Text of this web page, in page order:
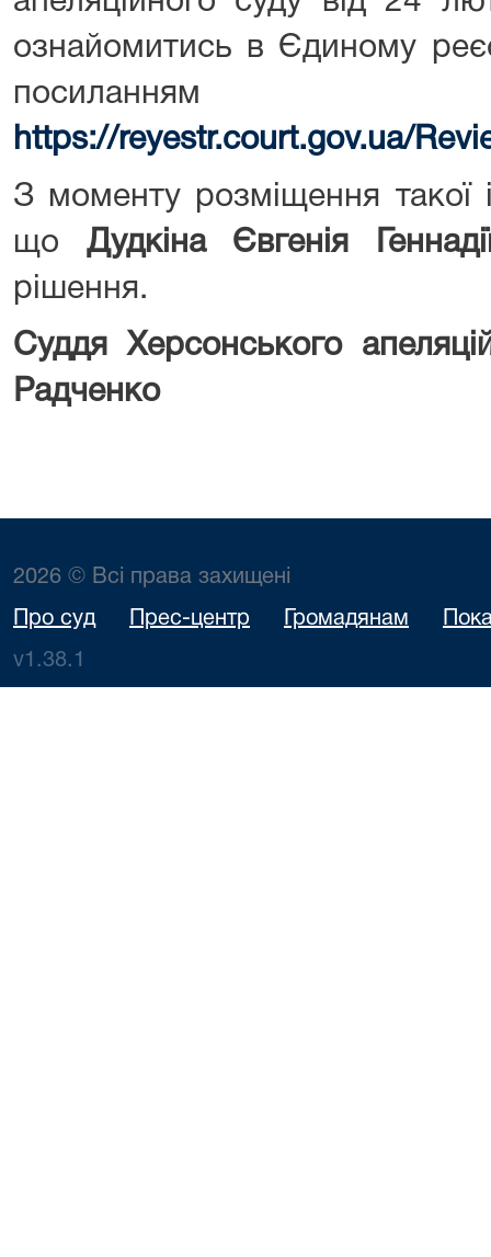
ознайомитись в Єдиному
посиланням
https://reyestr.court.gov.ua/
З моменту розміщення такої
що Дудкіна Євгенія
рішення.
Суддя Херсонського
Радченко
2026 © Всі права захищені
Про суд Прес-центр Громадянам
v1.38.1